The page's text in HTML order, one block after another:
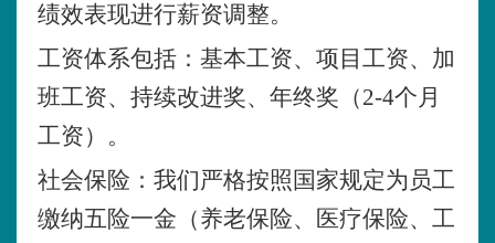
绩效表现进行薪资调整。
工资体系包括：基本工资、项目工资、加
班工资、持续改进奖、年终奖（2-4个月
工资）。
社会保险：我们严格按照国家规定为员工
缴纳五险一金（养老保险、医疗保险、工